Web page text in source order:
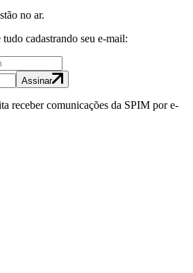
no ar.
cadastrando seu e-mail:
Assinar
receber comunicações da SPIM por e-